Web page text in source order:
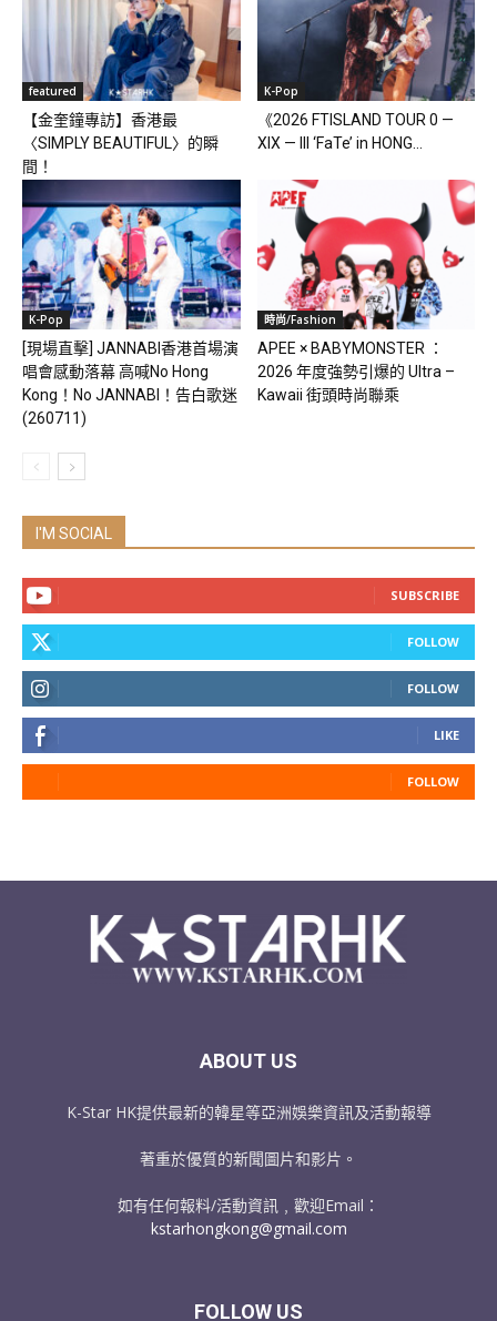
featured
【金奎鐘專訪】香港最
〈SIMPLY BEAUTIFUL〉的瞬
間！
K-Pop
《2026 FTISLAND TOUR 0 —
XIX — III ‘FaTe’ in HONG...
K-Pop
[現場直擊] JANNABI香港首場演
唱會感動落幕 高喊No Hong
Kong！No JANNABI！告白歌迷
(260711)
時尚/Fashion
APEE × BABYMONSTER ：
2026 年度強勢引爆的 Ultra –
Kawaii 街頭時尚聯乘
I'M SOCIAL
SUBSCRIBE
FOLLOW
FOLLOW
LIKE
FOLLOW
ABOUT US
K-Star HK提供最新的韓星等亞洲娛樂資訊及活動報導
著重於優質的新聞圖片和影片。
如有任何報料/活動資訊﹐歡迎Email：
kstarhongkong@gmail.com
FOLLOW US